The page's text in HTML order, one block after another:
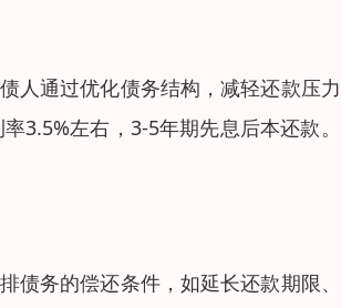
人通过优化债务结构，减轻还款压
3.5%左右，3-5年期先息后本还款
债务的偿还条件，如延长还款期限